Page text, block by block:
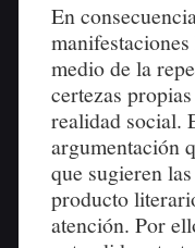
En
medio de la
certezas
realidad social.
argumentación
que sugieren
producto
atención. Por